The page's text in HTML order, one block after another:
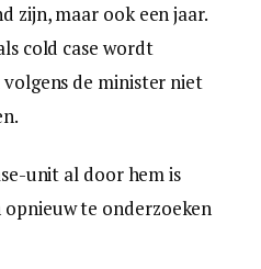
zijn, maar ook een jaar.
cold case wordt
de minister niet
unit al door hem is
te onderzoeken